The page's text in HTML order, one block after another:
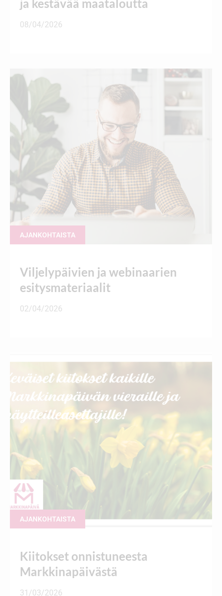
ja kestävää maataloutta
08/04/2026
AJANKOHTAISTA
Viljelypäivien ja webinaarien
esitysmateriaalit
02/04/2026
AJANKOHTAISTA
Kiitokset onnistuneesta
Markkinapäivästä
31/03/2026